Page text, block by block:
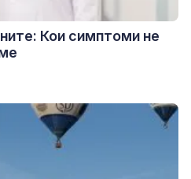
Кои симптоми не